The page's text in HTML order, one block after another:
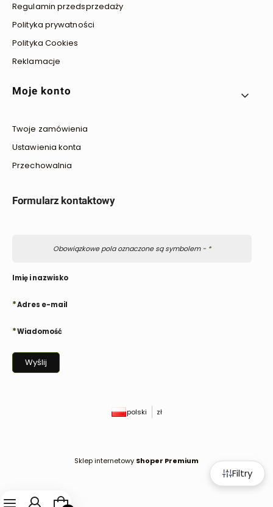
Filtry
Regulamin przedsprzedaży
Polityka prywatności
Polityka Cookies
Reklamacje
Moje konto
Twoje zamówienia
Ustawienia konta
Przechowalnia
Formularz kontaktowy
Obowiązkowe pola oznaczone są symbolem - *
Imię i nazwisko
*Adres e-mail
*Wiadomość
Wyślij
polski zł
Sklep internetowy Shoper Premium
Produkty w koszyku: 0. Zobacz szczegóły